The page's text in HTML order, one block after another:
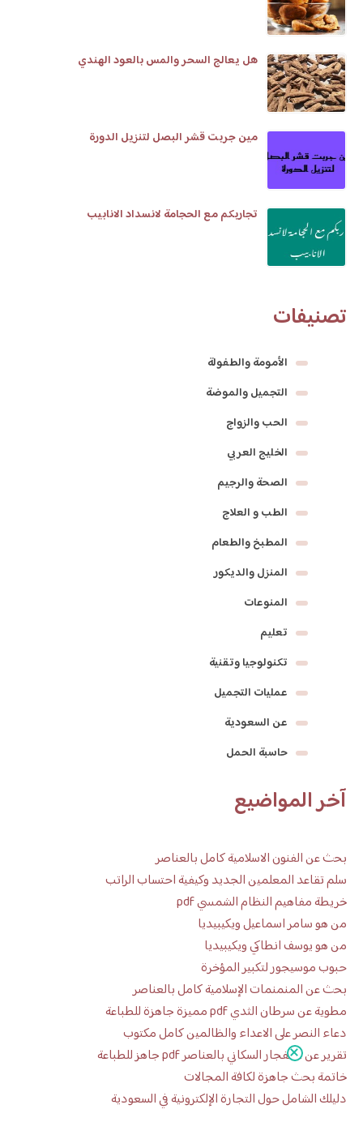
هل يعالج السحر والمس بالعود الهندي
مين جربت قشر البصل لتنزيل الدورة
تجاربكم مع الحجامة لانسداد الانابيب
تصنيفات
الأمومة والطفولة
التجميل والموضة
الحب والزواج
الخليج العربي
الصحة والرجيم
الطب و العلاج
المطبخ والطعام
المنزل والديكور
المنوعات
تعليم
تكنولوجيا وتقنية
عمليات التجميل
عن السعودية
حاسبة الحمل
آخر المواضيع
بحث عن الفنون الاسلامية كامل بالعناصر
سلم تقاعد المعلمين الجديد وكيفية احتساب الراتب
خريطة مفاهيم النظام الشمسي pdf
من هو سامر اسماعيل ويكيبيديا
من هو يوسف انطاكي ويكيبيديا
حبوب موسيجور لتكبير المؤخرة
بحث عن المنمنمات الإسلامية كامل بالعناصر
مطوية عن سرطان الثدي pdf مميزة جاهزة للطباعة
دعاء النصر على الاعداء والظالمين كامل مكتوب
تقرير عن الانفجار السكاني بالعناصر pdf جاهز للطباعة
خاتمة بحث جاهزة لكافة المجالات
دليلك الشامل حول التجارة الإلكترونية في السعودية